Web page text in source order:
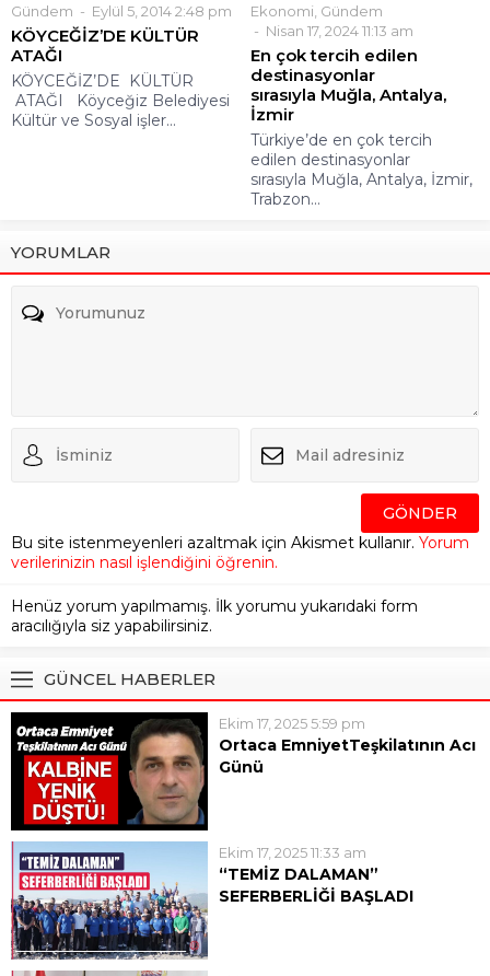
Gündem Eylül 5, 2014 2:48 pm
KÖYCEĞİZ’DE KÜLTÜR
ATAĞI
KÖYCEĞİZ’DE KÜLTÜR
ATAĞI Köyceğiz Belediyesi
Kültür ve Sosyal işler...
Ekonomi Gündem
Nisan 17, 2024 11:13 am
En çok tercih edilen
destinasyonlar
sırasıyla Muğla, Antalya,
İzmir
Türkiye’de en çok tercih
edilen destinasyonlar
sırasıyla Muğla, Antalya, İzmir,
Trabzon...
YORUMLAR
Bu site istenmeyenleri azaltmak için Akismet kullanır. Yorum
verilerinizin nasıl işlendiğini öğrenin.
Henüz yorum yapılmamış. İlk yorumu yukarıdaki form
aracılığıyla siz yapabilirsiniz.
GÜNCEL HABERLER
Ekim 17, 2025 5:59 pm
Ortaca EmniyetTeşkilatının Acı
Günü
Kanat geçirdiği kalp krizi sonucu
hayatını kaybetti.Engin Kanat’ın,
üç gün önce anjiyo olduğu,
Ekim 17, 2025 11:33 am
“TEMİZ DALAMAN”
SEFERBERLİĞİ BAŞLADI